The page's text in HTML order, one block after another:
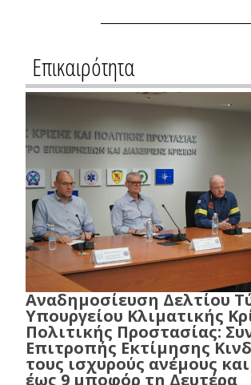
Επικαιρότητα
Αναδημοσίευση Δελτίου
Υπουργείου Κλιματικής
Πολιτικής Προστασίας:
Επιτροπής Εκτίμησης
τους ισχυρούς ανέμους
έως 9 μποφόρ τη Δευτέρα